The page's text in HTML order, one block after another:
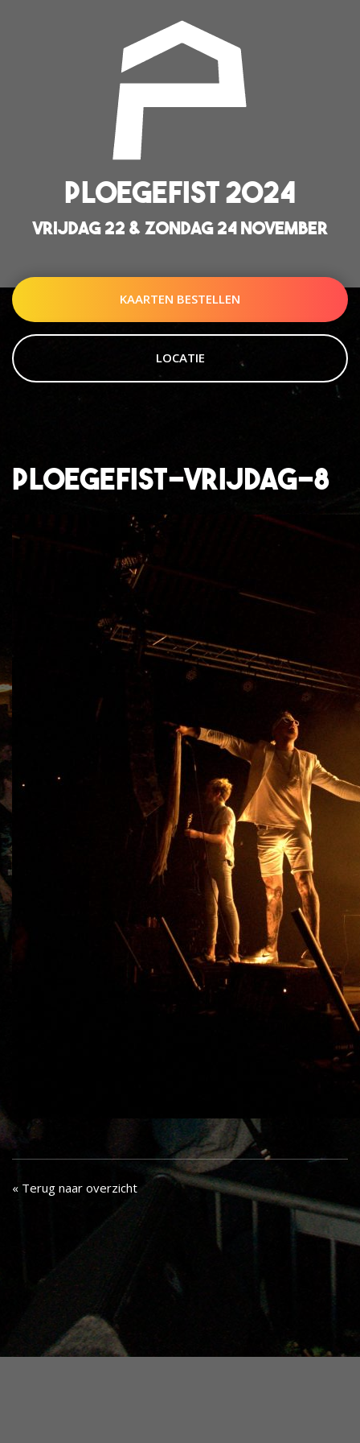
PLOEGEFIST 2024
VRIJDAG 22 & ZONDAG 24 NOVEMBER
KAARTEN BESTELLEN
LOCATIE
ploegefist-vrijdag-8
« Terug naar overzicht